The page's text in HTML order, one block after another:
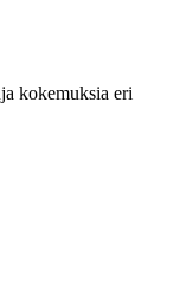
kokemuksia eri